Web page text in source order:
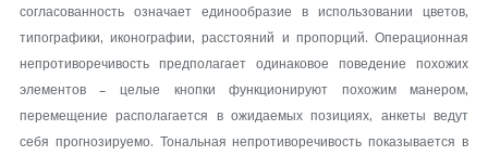
согласованность означает единообразие в использовании цветов,
типографики, иконографии, расстояний и пропорций. Операционная
непротиворечивость предполагает одинаковое поведение похожих
элементов – целые кнопки функционируют похожим манером,
перемещение располагается в ожидаемых позициях, анкеты ведут
себя прогнозируемо. Тональная непротиворечивость показывается в